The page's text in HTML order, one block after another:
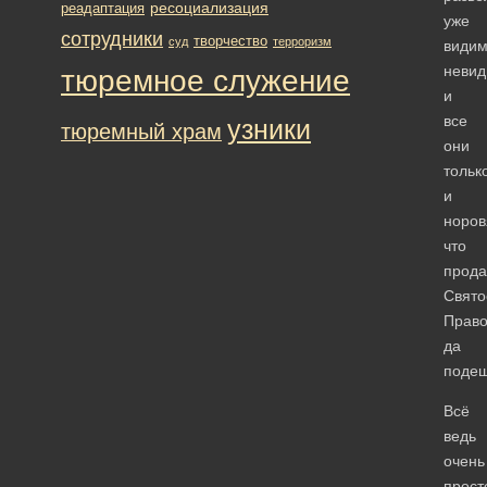
уже
и
все
они
и
что
да
Всё
ведь
очень
реадаптация ресоциализация
сотрудники суд творчество терроризм
тюремное служение
тюремный храм узники